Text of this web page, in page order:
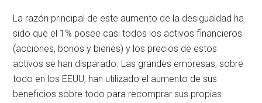
La razón principal de este aumento de la desigualdad ha
sido que el 1% posee casi todos los activos financieros
(acciones, bonos y bienes) y los precios de estos
activos se han disparado. Las grandes empresas, sobre
todo en los EEUU, han utilizado el aumento de sus
beneficios sobre todo para recomprar sus propias